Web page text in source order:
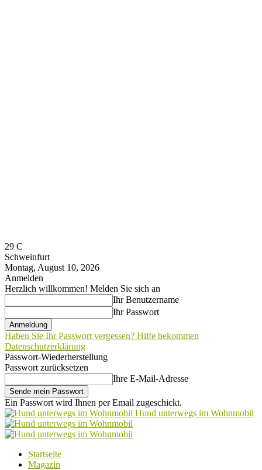
29 C
Schweinfurt
Montag, August 10, 2026
Anmelden
Herzlich willkommen! Melden Sie sich an
Ihr Benutzername
Ihr Passwort
Haben Sie Ihr Passwort vergessen? Hilfe bekommen
Datenschutzerklärung
Passwort-Wiederherstellung
Passwort zurücksetzen
Ihre E-Mail-Adresse
Ein Passwort wird Ihnen per Email zugeschickt.
Hund unterwegs im Wohnmobil
Startseite
Magazin